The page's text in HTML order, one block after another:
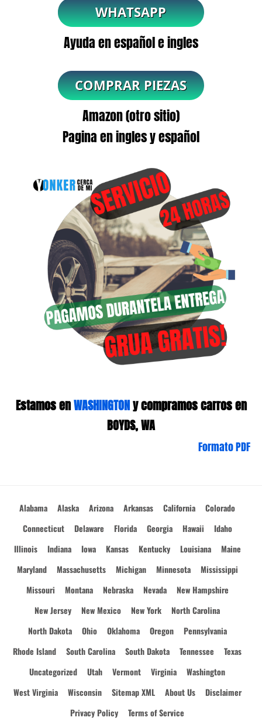
Ayuda en español e ingles
Amazon (otro sitio)
Pagina en ingles y español
Estamos enWASHINGTONy compramos carros en
BOYDS, WA
Formato PDF
Alabama Alaska Arizona Arkansas California
Colorado
Connecticut
Delaware Florida Georgia Hawaii
Idaho
Illinois
Indiana Iowa Kansas Kentucky Louisiana
Maine
Maryland
Massachusetts Michigan Minnesota
Mississippi
Missouri
Montana Nebraska Nevada
New Hampshire
New Jersey
New Mexico New York
North Carolina
North Dakota
Ohio Oklahoma Oregon
Pennsylvania
Rhode Island
South Carolina South Dakota Tennessee
Texas
Uncategorized
Utah Vermont Virginia
Washington
West Virginia
Wisconsin Sitemap XML About Us
Disclaimer
Privacy Policy
Terms of Service